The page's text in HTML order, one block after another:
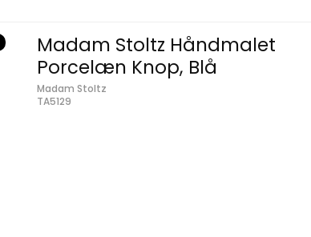
Madam Stoltz Håndmalet
Porcelæn Knop, Blå
Madam Stoltz
TA5129